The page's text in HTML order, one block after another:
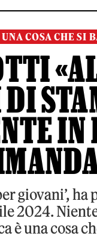
UNA COSA CHE SI
giovani’,
2024.
è una cosa